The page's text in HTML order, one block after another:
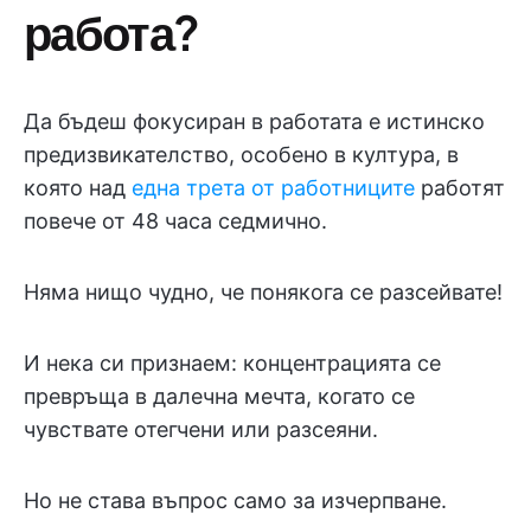
работа?
Да бъдеш фокусиран в работата е истинско
предизвикателство, особено в култура, в
която над една трета от работниците работят
повече от 48 часа седмично.
Няма нищо чудно, че понякога се разсейвате!
И нека си признаем: концентрацията се
превръща в далечна мечта, когато се
чувствате отегчени или разсеяни.
Но не става въпрос само за изчерпване.